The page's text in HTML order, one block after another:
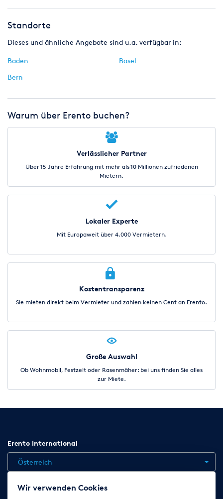
Standorte
Dieses und ähnliche Angebote sind u.a. verfügbar in:
Baden
Basel
Bern
Warum über Erento buchen?
Verlässlicher Partner
Über 15 Jahre Erfahrung mit mehr als 10 Millionen zufriedenen
Mietern.
Lokaler Experte
Mit Europaweit über 4.000 Vermietern.
Kostentransparenz
Sie mieten direkt beim Vermieter und zahlen keinen Cent an Erento.
Große Auswahl
Ob Wohnmobil, Festzelt oder Rasenmäher: bei uns finden Sie alles
zur Miete.
Erento International
Österreich
Wir verwenden Cookies